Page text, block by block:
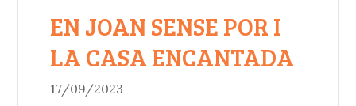
EN JOAN SENSE POR I
LA CASA ENCANTADA
17/09/2023